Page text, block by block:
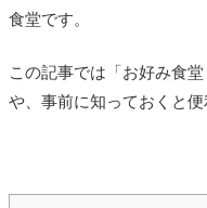
食堂です。
この記事では「お好み食
や、事前に知っておくと便